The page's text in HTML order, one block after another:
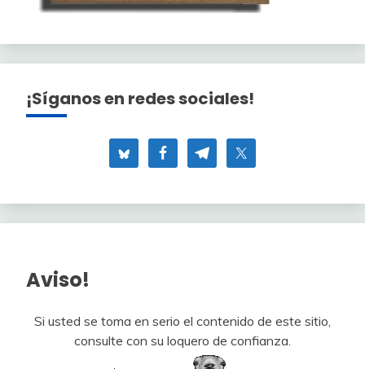
¡Síganos en redes sociales!
Aviso!
Si usted se toma en serio el contenido de este sitio,
consulte con su loquero de confianza.